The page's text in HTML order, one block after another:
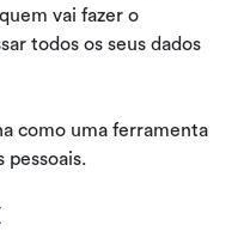
vai fazer o
todos os seus dados
como uma ferramenta
pessoais.